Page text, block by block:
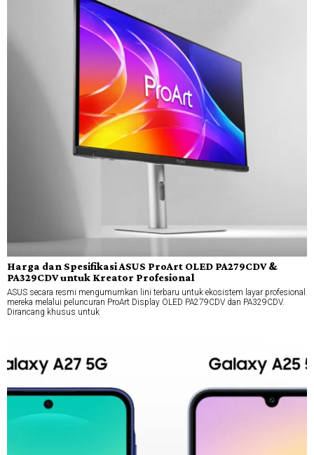
Harga dan Spesifikasi ASUS ProArt OLED PA279CDV &
PA329CDV untuk Kreator Profesional
ASUS secara resmi mengumumkan lini terbaru untuk ekosistem layar profesional
mereka melalui peluncuran ProArt Display OLED PA279CDV dan PA329CDV.
Dirancang khusus untuk